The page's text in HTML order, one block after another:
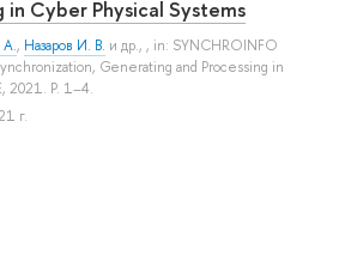
in Cyber Physical Systems
, Назаров И. В. и др., , in: SYNCHROINFO
Generating and Processing in
2021. P. 1–4.
г.